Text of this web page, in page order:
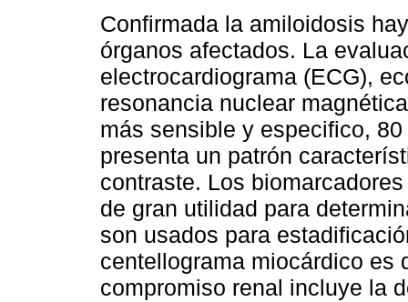
Confirmada la amiloidosis
órganos afectados. La
electrocardiograma (ECG),
resonancia nuclear
más sensible y especifico,
presenta un patrón
contraste. Los
de gran utilidad para
son usados para
centellograma miocárdico es
compromiso renal incluye la